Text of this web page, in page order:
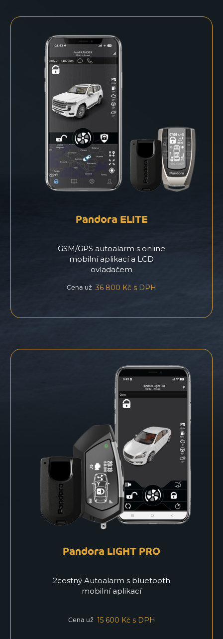
Pandora ELITE
GSM/GPS autoalarm s online
mobilní aplikací a LCD
ovladačem
Cena už 36 800 Kč s DPH
Pandora LIGHT PRO
2cestný Autoalarm s bluetooth
mobilní aplikací
Cena už 15 600 Kč s DPH